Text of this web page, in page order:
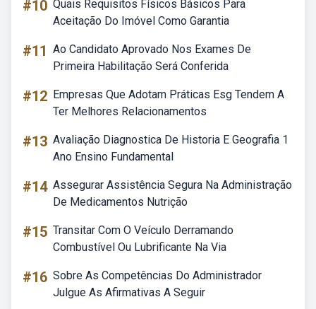
#10 Quais Requisitos Físicos Básicos Para
Aceitação Do Imóvel Como Garantia
#11 Ao Candidato Aprovado Nos Exames De
Primeira Habilitação Será Conferida
#12 Empresas Que Adotam Práticas Esg Tendem A
Ter Melhores Relacionamentos
#13 Avaliação Diagnostica De Historia E Geografia 1
Ano Ensino Fundamental
#14 Assegurar Assistência Segura Na Administração
De Medicamentos Nutrição
#15 Transitar Com O Veículo Derramando
Combustível Ou Lubrificante Na Via
#16 Sobre As Competências Do Administrador
Julgue As Afirmativas A Seguir